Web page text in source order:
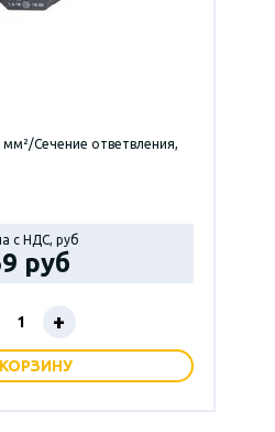
Сечение ответвления,
с НДС, руб
руб
+